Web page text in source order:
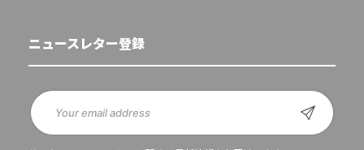
ニュースレター登録